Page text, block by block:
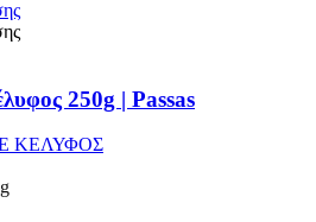
250g | Passas
ΚΕΛΥΦΟΣ